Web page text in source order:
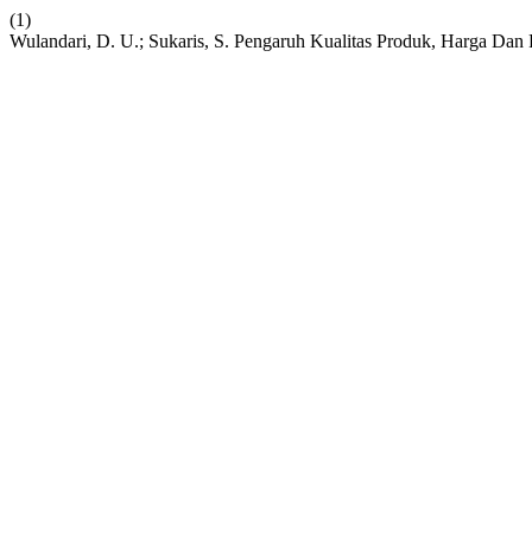
(1)
Wulandari, D. U.; Sukaris, S. Pengaruh Kualitas Produk, Harga